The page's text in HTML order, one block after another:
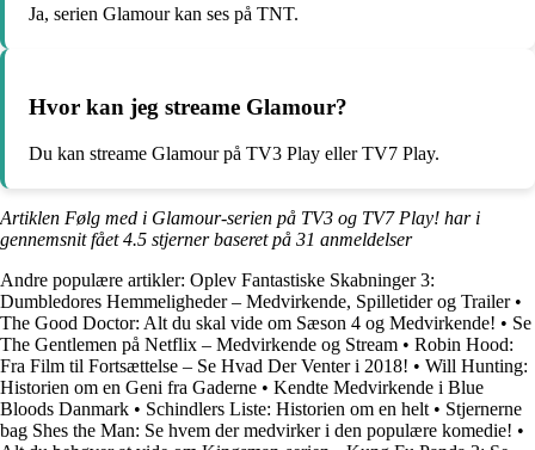
Ja, serien Glamour kan ses på TNT.
Hvor kan jeg streame Glamour?
Du kan streame Glamour på TV3 Play eller TV7 Play.
Artiklen Følg med i Glamour-serien på TV3 og TV7 Play! har i
gennemsnit fået4.5 stjerner baseret på 31 anmeldelser
Andre populære artikler: Oplev Fantastiske Skabninger 3:
Dumbledores Hemmeligheder – Medvirkende, Spilletider og Trailer•
The Good Doctor: Alt du skal vide om Sæson 4 og Medvirkende! • Se
The Gentlemen på Netflix – Medvirkende og Stream • Robin Hood:
Fra Film til Fortsættelse – Se Hvad Der Venter i 2018! • Will Hunting:
Historien om en Geni fra Gaderne • Kendte Medvirkende i Blue
Bloods Danmark • Schindlers Liste: Historien om en helt • Stjernerne
bag Shes the Man: Se hvem der medvirker i den populære komedie! •